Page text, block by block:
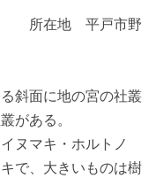
所在地 平戸市野
斜面に地の宮の社叢
がある。
ヌマキ・ホルトノ
で、大きいものは樹